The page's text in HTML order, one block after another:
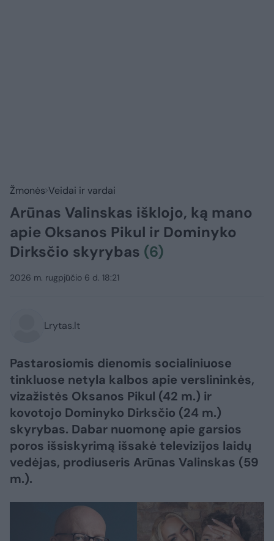
Žmonės Veidai ir vardai
Arūnas Valinskas išklojo, ką mano
apie Oksanos Pikul ir Dominyko
Dirksčio skyrybas (6)
2026 m. rugpjūčio 6 d. 18:21
Lrytas.lt
Pastarosiomis dienomis socialiniuose
tinkluose netyla kalbos apie verslininkės,
vizažistės Oksanos Pikul (42 m.) ir
kovotojo Dominyko Dirksčio (24 m.)
skyrybas. Dabar nuomonę apie garsios
poros išsiskyrimą išsakė televizijos laidų
vedėjas, prodiuseris Arūnas Valinskas (59
m.).